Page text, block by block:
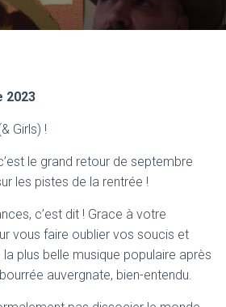
2023
Girls) !
le grand retour de septembre
les pistes de la rentrée !
c’est dit ! Grace à votre
vous faire oublier vos soucis et
plus belle musique populaire après
auvergnate, bien-entendu.